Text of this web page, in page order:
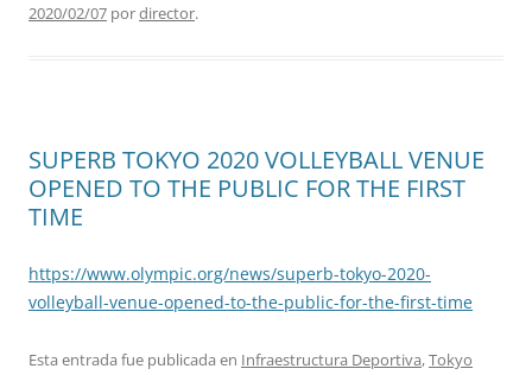
2020/02/07 pordirector.
SUPERB TOKYO 2020 VOLLEYBALL VENUE
OPENED TO THE PUBLIC FOR THE FIRST
TIME
https://www.olympic.org/news/superb-tokyo-2020-
volleyball-venue-opened-to-the-public-for-the-first-time
Esta entrada fue publicada en Infraestructura Deportiva,Tokyo